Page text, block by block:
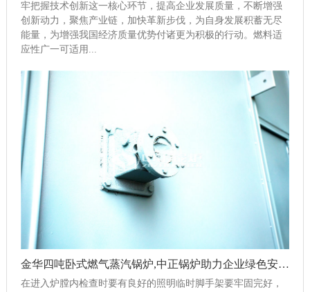
牢把握技术创新这一核心环节，提高企业发展质量，不断增强
创新动力，聚焦产业链，加快革新步伐，为自身发展积蓄无尽
能量，为增强我国经济质量优势付诸更为积极的行动。燃料适
应性广一可适用...
金华四吨卧式燃气蒸汽锅炉,中正锅炉助力企业绿色安全生产
在进入炉膛内检查时要有良好的照明临时脚手架要牢固完好，